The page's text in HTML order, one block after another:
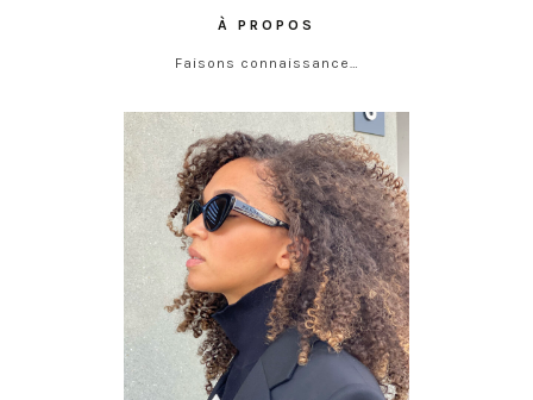
À PROPOS
Faisons connaissance…